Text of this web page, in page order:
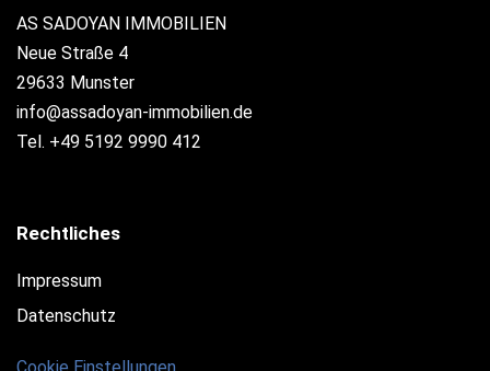
AS SADOYAN IMMOBILIEN
Neue Straße 4
29633 Munster
info@assadoyan-immobilien.de
Tel. +49 5192 9990 412
Rechtliches
Impressum
Datenschutz